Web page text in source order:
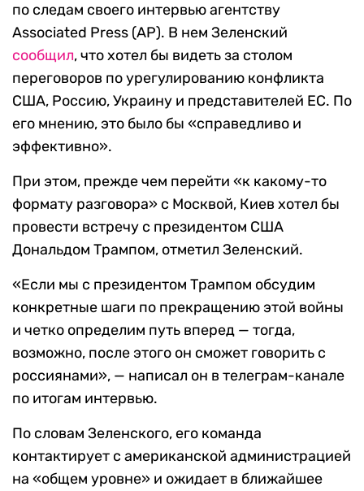
по следам своего интервью агентству
Associated Press (AP). В нем Зеленский
сообщил, что хотел бы видеть за столом
переговоров по урегулированию конфликта
США, Россию, Украину и представителей ЕС. По
его мнению, это было бы «справедливо и
эффективно».
При этом, прежде чем перейти «к какому-то
формату разговора» с Москвой, Киев хотел бы
провести встречу с президентом США
Дональдом Трампом, отметил Зеленский.
«Если мы с президентом Трампом обсудим
конкретные шаги по прекращению этой войны
и четко определим путь вперед — тогда,
возможно, после этого он сможет говорить с
россиянами», — написал он в телеграм-канале
по итогам интервью.
По словам Зеленского, его команда
контактирует с американской администрацией
на «общем уровне» и ожидает в ближайшее